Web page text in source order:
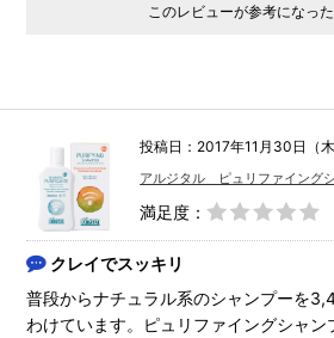
このレビューが参考になった
投稿日：2017年11月30日（木
アルジタル ピュリファイング
満足度：
クレイでスッキリ
普段からナチュラル系のシャンプーを
わけています。ピュリファイングシャ